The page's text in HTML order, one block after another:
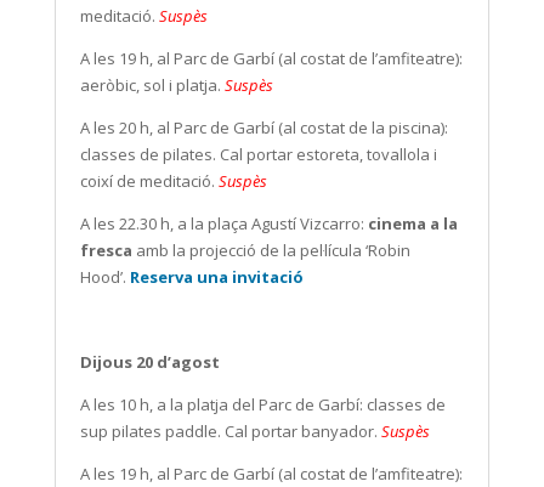
meditació. Suspès
A les 19 h, al Parc de Garbí (al costat de l’amfiteatre):
aeròbic, sol i platja. Suspès
A les 20 h, al Parc de Garbí (al costat de la piscina):
classes de pilates. Cal portar estoreta, tovallola i
coixí de meditació. Suspès
A les 22.30 h, a la plaça Agustí Vizcarro: cinema a la
fresca amb la projecció de la pel·lícula ‘Robin
Hood’. Reserva una invitació
Dijous 20 d’agost
A les 10 h, a la platja del Parc de Garbí: classes de
sup pilates paddle. Cal portar banyador. Suspès
A les 19 h, al Parc de Garbí (al costat de l’amfiteatre):